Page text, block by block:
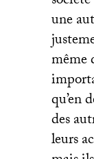
une
même
qu’en
des
leurs